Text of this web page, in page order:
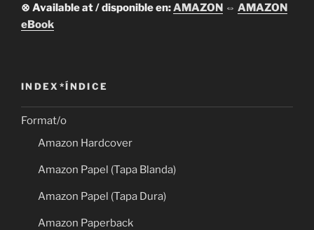
⊗ Available at / disponible en:AMAZON ⇔ AMAZON
eBook
INDEX*ÍNDICE
Format/o
Amazon Hardcover
Amazon Papel (Tapa Blanda)
Amazon Papel (Tapa Dura)
Amazon Paperback